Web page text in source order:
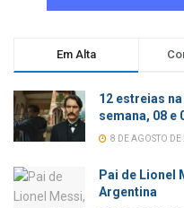
Em Alta
12 estreias
semana, 08 e
8 DE AGOSTO
Pai de Lionel
Argentina